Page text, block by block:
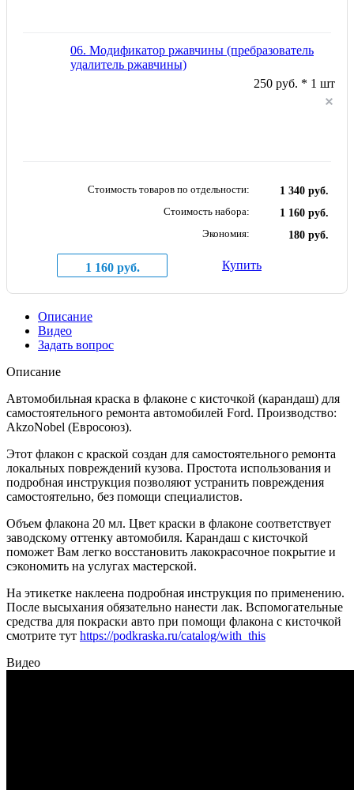
06. Модификатор ржавчины (пребразователь
удалитель ржавчины)
250 руб. * 1 шт
Стоимость товаров по отдельности:
1 340 руб.
Стоимость набора:
1 160 руб.
Экономия:
180 руб.
1 160 руб. Купить
Описание
Видео
Задать вопрос
Описание
Автомобильная краска в флаконе с кисточкой (карандаш) для
самостоятельного ремонта автомобилей Ford. Производство:
AkzoNobel (Евросоюз).
Этот флакон с краской создан для самостоятельного ремонта
локальных повреждений кузова. Простота использования и
подробная инструкция позволяют устранить повреждения
самостоятельно, без помощи специалистов.
Объем флакона 20 мл. Цвет краски в флаконе соответствует
заводскому оттенку автомобиля. Карандаш с кисточкой
поможет Вам легко восстановить лакокрасочное покрытие и
сэкономить на услугах мастерской.
На этикетке наклеена подробная инструкция по применению.
После высыхания обязательно нанести лак. Вспомогательные
средства для покраски авто при помощи флакона с кисточкой
смотрите тут https://podkraska.ru/catalog/with_this
Видео